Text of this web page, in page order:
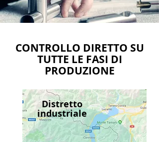
CONTROLLO DIRETTO SU
TUTTE LE FASI DI
PRODUZIONE
Distretto
industriale